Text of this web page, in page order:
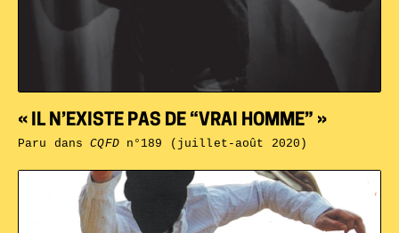
« IL N’EXISTE PAS DE “VRAI HOMME” »
Paru dansCQFDn°189 (juillet-août 2020)